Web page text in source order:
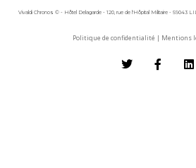
Vivaldi Chronos © - Hôtel Delagarde - 120, rue de l'Hôpital Militaire - 59043
Politique de confidentialité | Mentions